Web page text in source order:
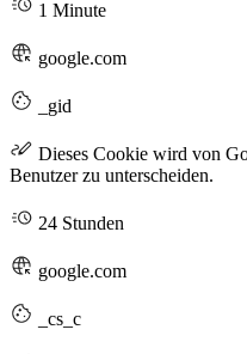
1 Minute
google.com
_gid
Dieses Cookie wird von
Benutzer zu unterscheiden.
24 Stunden
google.com
_cs_c